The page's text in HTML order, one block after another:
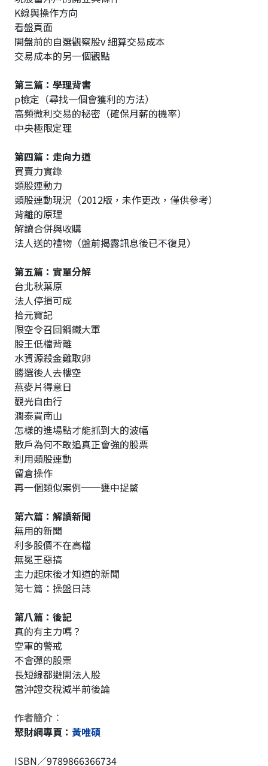
K線與操作方向
看盤頁面
開盤前的自選觀察股v 細算交易成本
交易成本的另一個觀點
第三篇：學理背書
p檢定（尋找一個會獲利的方法）
高頻微利交易的秘密（確保月薪的機率）
中央極限定理
第四篇：走向力道
買賣力實錄
類股連動力
類股連動現況（2012版，未作更改，僅供參考）
背離的原理
解讀合併與收購
法人送的禮物（盤前揭露訊息後已不復見）
第五篇：實單分解
台北秋葉原
法人停損可成
拾元寶記
限空令召回鋼鐵大軍
股王低檔背離
水資源殺金雞取卵
勝選後人去樓空
燕麥片得意日
觀光自由行
潤泰買南山
怎樣的進場點才能抓到大的波幅
散戶為何不敢追真正會強的股票
利用類股連動
留倉操作
再一個類似案例──甕中捉鱉
第六篇：解讀新聞
無用的新聞
利多股價不在高檔
無冕王惡搞
主力起床後才知道的新聞
第七篇：操盤日誌
第八篇：後記
真的有主力嗎？
空軍的警戒
不會彈的股票
長短線都避開法人股
當沖證交稅減半前後論
作者簡介︰
聚財網專頁： 黃唯碩
ISBN／9789866366734